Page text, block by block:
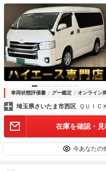
グ Ｂｌｕｅｔｏｏｔｈ バ
Ｄヘッドライト 記録簿 Ａ
ー ＵＳＢポート
車両状態評価書 グー鑑定 オンライン
埼玉県さいたま市西区
在庫を確認・
今あなたの